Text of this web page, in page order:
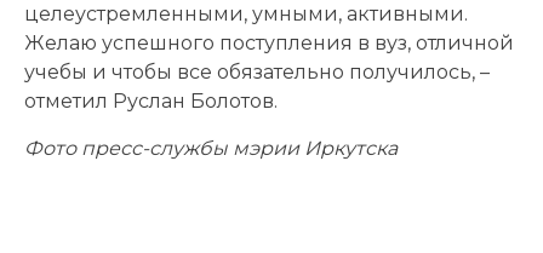
целеустремленными, умными, активными.
Желаю успешного поступления в вуз, отличной
учебы и чтобы все обязательно получилось, –
отметил Руслан Болотов.
Фото пресс-службы мэрии Иркутска